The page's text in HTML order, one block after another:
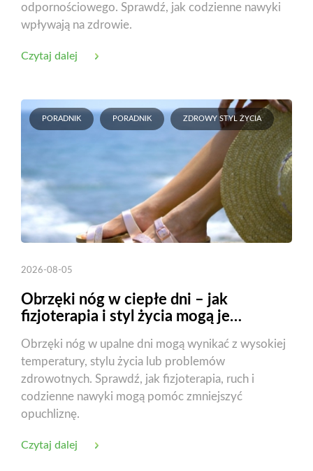
odpornościowego. Sprawdź, jak codzienne nawyki
wpływają na zdrowie.
Czytaj dalej
PORADNIK PORADNIK ZDROWY STYL ŻYCIA
2026-08-05
Obrzęki nóg w ciepłe dni – jak
fizjoterapia i styl życia mogą je
Obrzęki nóg w upalne dni mogą wynikać z wysokiej
temperatury, stylu życia lub problemów
zdrowotnych. Sprawdź, jak fizjoterapia, ruch i
codzienne nawyki mogą pomóc zmniejszyć
opuchliznę.
Czytaj dalej